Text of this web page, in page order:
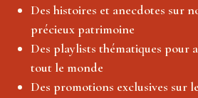
Des histoires et anecdotes sur
précieux patrimoine
Des playlists thématiques pour
tout le monde
Des promotions exclusives sur